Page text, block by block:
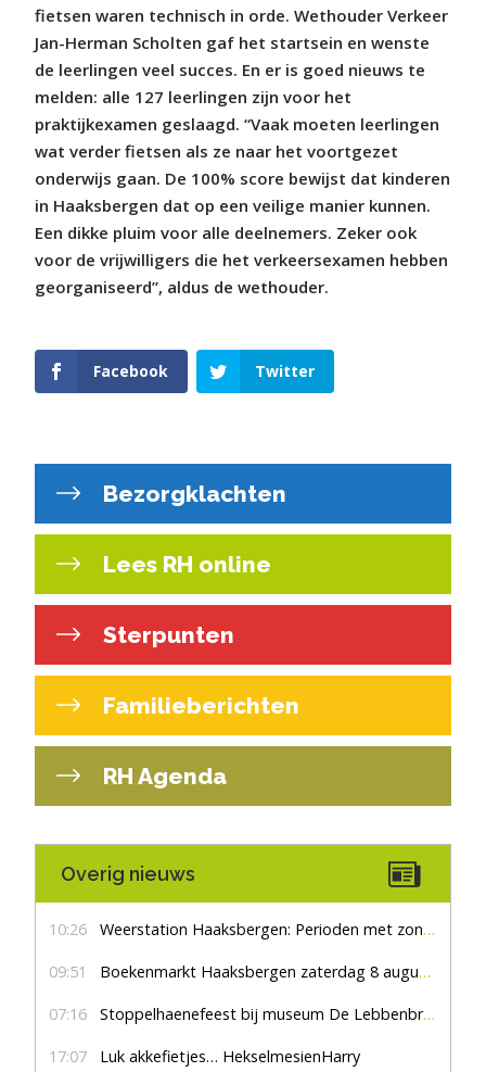
fietsen waren technisch in orde. Wethouder Verkeer
Jan-Herman Scholten gaf het startsein en wenste
de leerlingen veel succes. En er is goed nieuws te
melden: alle 127 leerlingen zijn voor het
praktijkexamen geslaagd. “Vaak moeten leerlingen
wat verder fietsen als ze naar het voortgezet
onderwijs gaan. De 100% score bewijst dat kinderen
in Haaksbergen dat op een veilige manier kunnen.
Een dikke pluim voor alle deelnemers. Zeker ook
voor de vrijwilligers die het verkeersexamen hebben
georganiseerd”, aldus de wethouder.
Facebook Twitter
Bezorgklachten
Lees RH online
Sterpunten
Familieberichten
RH Agenda
Overig nieuws
10:26 Weerstation Haaksbergen: Perioden met zon en droog
09:51 Boekenmarkt Haaksbergen zaterdag 8 augustus, marktplein Haaksbergen
07:16 Stoppelhaenefeest bij museum De Lebbenbrugge
17:07 Luk akkefietjes… HekselmesienHarry